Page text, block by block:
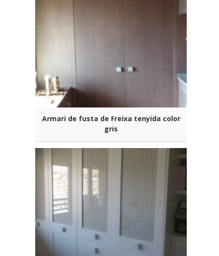
Armari de fusta de Freixa tenyida color
gris